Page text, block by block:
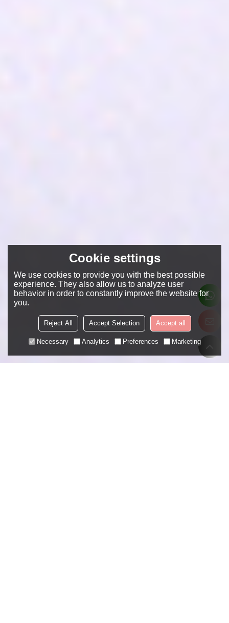
Cookie settings
We use cookies to provide you with the best possible
experience. They also allow us to analyze user
behavior in order to constantly improve the website for
you.
Reject All Accept Selection Accept all
Necessary Analytics Preferences Marketing